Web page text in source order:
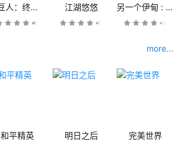
糖豆人：终极淘汰赛 江湖悠悠 另一个伊甸 : 超越时空的猫
more...
和平精英 明日之后 完美世界